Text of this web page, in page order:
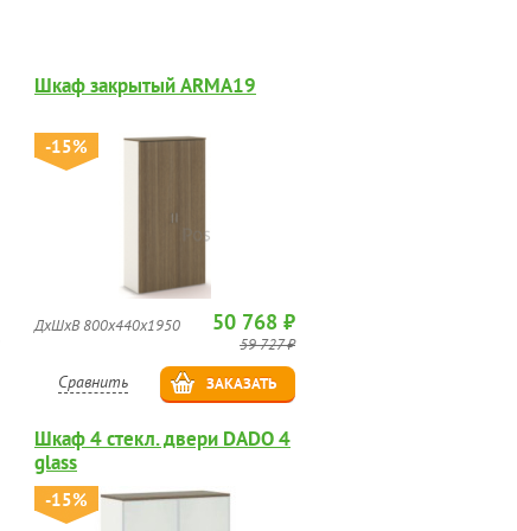
Шкаф закрытый ARMA19
-15%
ДхШхВ 800x440x1950 50 768 ₽
59 727 ₽
Сравнить ЗАКАЗАТЬ
Шкаф 4 стекл. двери DADO 4
glass
-15%